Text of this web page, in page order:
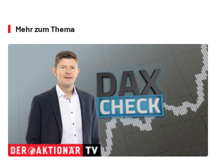
Mehr zum Thema